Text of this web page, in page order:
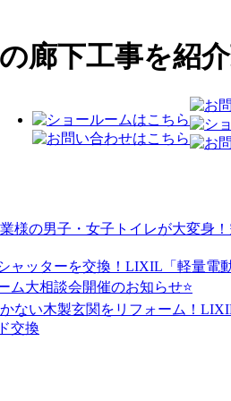
廊下工事を紹
様の男子・女子トイレが大変身
ャッターを交換！LIXIL「軽量電
大相談会開催のお知らせ⭐
ない木製玄関をリフォーム！
交換